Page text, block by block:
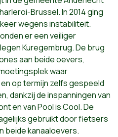
Brussel. In 2014 ging
wegens instabiliteit.
er een veiliger
Kuregembrug. De brug
aan beide oevers,
waar
op termijn zelfs gespeeld
dankzij de inspanningen van
en van Pool is Cool. De
gebruikt door fietsers
beide kanaaloevers.